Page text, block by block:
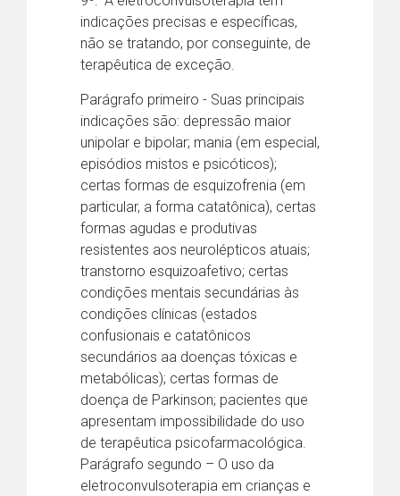
indicações precisas e específicas,
não se tratando, por conseguinte, de
terapêutica de exceção.
Parágrafo primeiro - Suas principais
indicações são: depressão maior
unipolar e bipolar; mania (em especial,
episódios mistos e psicóticos);
certas formas de esquizofrenia (em
particular, a forma catatônica), certas
formas agudas e produtivas
resistentes aos neurolépticos atuais;
transtorno esquizoafetivo; certas
condições mentais secundárias às
condições clínicas (estados
confusionais e catatônicos
secundários aa doenças tóxicas e
metabólicas); certas formas de
doença de Parkinson; pacientes que
apresentam impossibilidade do uso
de terapêutica psicofarmacológica.
Parágrafo segundo – O uso da
eletroconvulsoterapia em crianças e